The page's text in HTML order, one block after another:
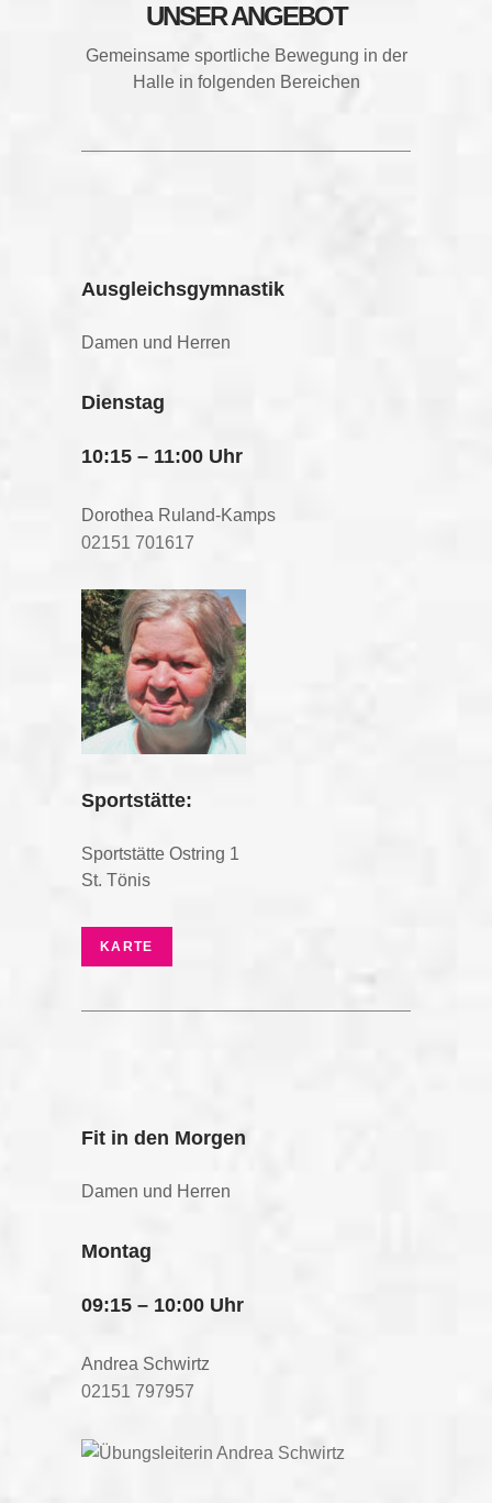
UNSER ANGEBOT
Gemeinsame sportliche Bewegung in der
Halle in folgenden Bereichen
Ausgleichsgymnastik
Damen und Herren
Dienstag
10:15 – 11:00 Uhr
Dorothea Ruland-Kamps
02151 701617
Sportstätte:
Sportstätte Ostring 1
St. Tönis
KARTE
Fit in den Morgen
Damen und Herren
Montag
09:15 – 10:00 Uhr
Andrea Schwirtz
02151 797957